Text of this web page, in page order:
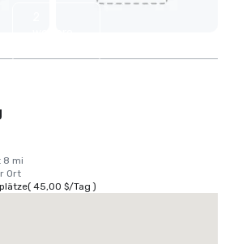
8 mi
Ort
( 45,00 $/Tag )